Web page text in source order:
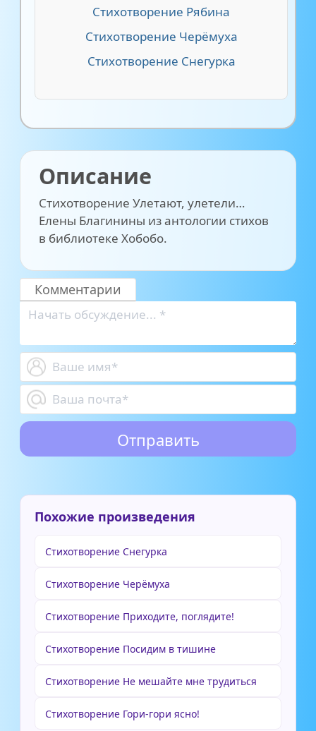
Стихотворение Рябина
Стихотворение Черёмуха
Стихотворение Снегурка
Описание
Стихотворение Улетают, улетели…
Елены Благинины из антологии стихов
в библиотеке Хобобо.
Комментарии
Похожие произведения
Стихотворение Снегурка
Стихотворение Черёмуха
Стихотворение Приходите, поглядите!
Стихотворение Посидим в тишине
Стихотворение Не мешайте мне трудиться
Стихотворение Гори-гори ясно!